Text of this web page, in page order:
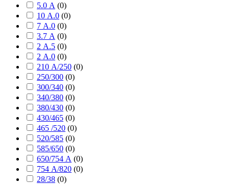
5.0 А (0)
10 А.0 (0)
7 А.0 (0)
3.7 А (0)
2 А.5 (0)
2 А.0 (0)
210 А/250 (0)
250/300 (0)
300/340 (0)
340/380 (0)
380/430 (0)
430/465 (0)
465 /520 (0)
520/585 (0)
585/650 (0)
650/754 А (0)
754 А/820 (0)
28/38 (0)